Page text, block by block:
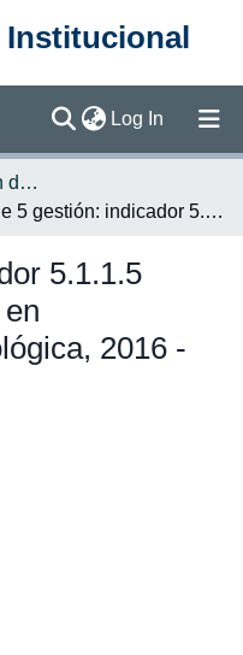
Log In (current)
Oficina de Planificación de la Educación Superior (OPES)
Eje 5 gestión: indicador 5.1.1.5 recursos ejecutados en infraestructura tecnológica, 2016 - 2020
5.1.1.5
2016 -